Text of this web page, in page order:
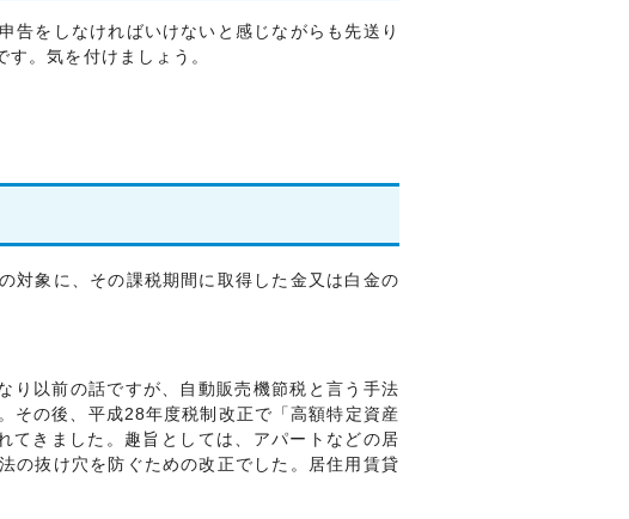
をしなければいけないと感じながらも先送り
。気を付けましょう。
対象に、その課税期間に取得した金又は白金の
以前の話ですが、自動販売機節税と言う手法
その後、平成28年度税制改正で「高額特定資産
てきました。趣旨としては、アパートなどの居
の抜け穴を防ぐための改正でした。居住用賃貸